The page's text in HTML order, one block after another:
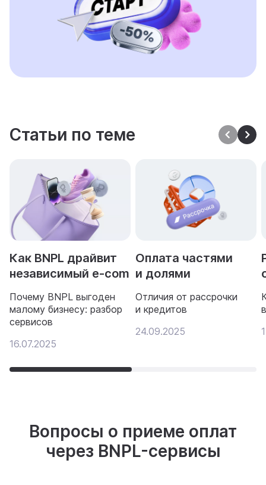
Статьи по теме
Как BNPL драйвит
независимый e-com
Почему BNPL выгоден
малому бизнесу: разбор
сервисов
16.07.2025
Оплата частями
и долями
Отличия от рассрочки
и кредитов
24.09.2025
Вопросы о приеме оплат
через BNPL-сервисы